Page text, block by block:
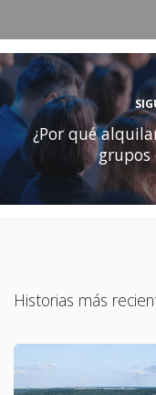
¿Por qué
grupos
Historias más